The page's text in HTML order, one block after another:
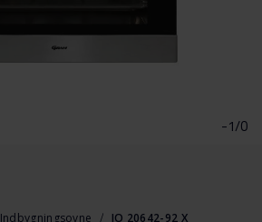
-1/0
Indbygningsovne IO 20642-92 X